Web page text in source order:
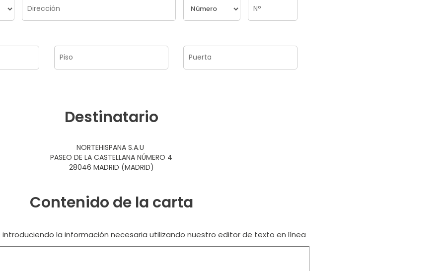
Destinatario
NORTEHISPANA S.A.U
PASEO DE LA CASTELLANA NÚMERO 4
28046 MADRID (MADRID)
Contenido de la carta
la información necesaria utilizando nuestro editor de texto en línea